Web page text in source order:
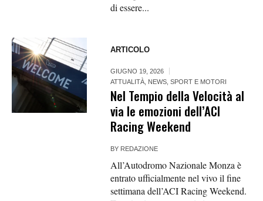
di essere...
ARTICOLO
GIUGNO 19, 2026
ATTUALITÀ NEWS ,SPORT E MOTORI
Nel Tempio della Velocità al
via le emozioni dell’ACI
Racing Weekend
BY REDAZIONE
All’Autodromo Nazionale Monza è
entrato ufficialmente nel vivo il fine
settimana dell’ACI Racing Weekend.